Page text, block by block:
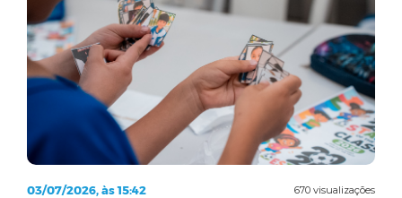
670 visualizações
03/07/2026, às 15:42